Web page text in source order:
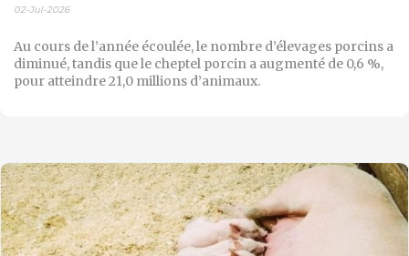
02-Jul-2026
Au cours de l’année écoulée, le nombre d’élevages porcins a
diminué, tandis que le cheptel porcin a augmenté de 0,6 %,
pour atteindre 21,0 millions d’animaux.